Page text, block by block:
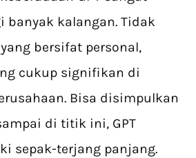
banyak kalangan. Tidak
bersifat personal,
cukup signifikan di
Bisa disimpulkan
di titik ini, GPT
sepak-terjang panjang.